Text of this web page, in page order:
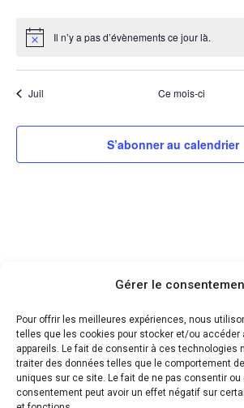
Gérer le
Pour offrir les meilleures expériences, nous
telles que les cookies pour stocker et/ou accéder
appareils. Le fait de consentir à ces technologies
traiter des données telles que le comportement
uniques sur ce site. Le fait de ne pas consentir ou
consentement peut avoir un effet négatif sur
Notice Il n’y a pas d’évènements ce jour là.
Juil Ce mois-ci
S’abonner au calendrier
d'espaces naturels
1 rue des Charretiers
45000 Orléans
gteee[at]cen-centrevaldeloire.org